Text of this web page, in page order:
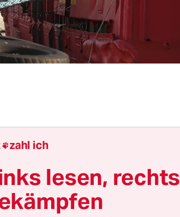
zwei Schiffe von deutschen
Am Freitag traf es die „Sea-Eye 4“ des
Ortona an der Adriaküste für 20
damit begründet worden, dass das
in der libyschen Such- und
in der maltesischen Such- und
zahl ich
lesen, rechts